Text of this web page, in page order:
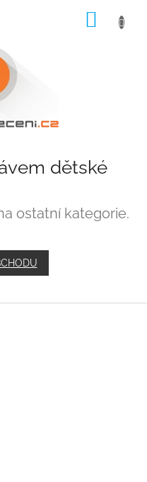
dětské
ostatní kategorie.